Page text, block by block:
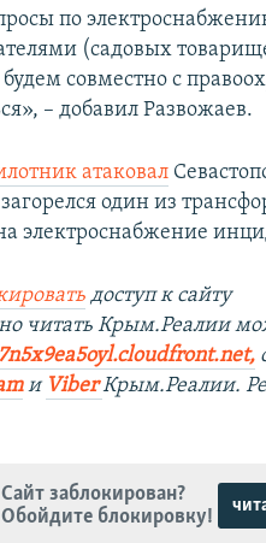
по
(садовых
совместно с
– добавил Развожаев.
атаковал
один из
электроснабжение
доступ к сайту
читать Крым.Реалии
и ViberКрым.Реалии.
Сайт заблокирован?
Обойдите блокировку!